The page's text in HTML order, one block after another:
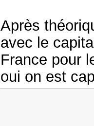
Après
avec le
France pour
oui on est